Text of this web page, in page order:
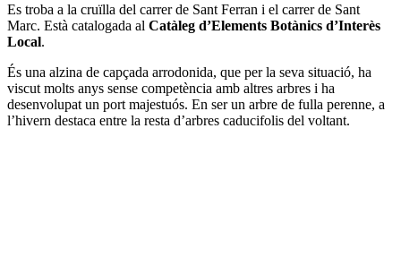
Es troba a la cruïlla del carrer de Sant Ferran i el carrer de Sant
Marc. Està catalogada al Catàleg d’Elements Botànics d’Interès
Local.
És una alzina de capçada arrodonida, que per la seva situació, ha
viscut molts anys sense competència amb altres arbres i ha
desenvolupat un port majestuós. En ser un arbre de fulla perenne, a
l’hivern destaca entre la resta d’arbres caducifolis del voltant.